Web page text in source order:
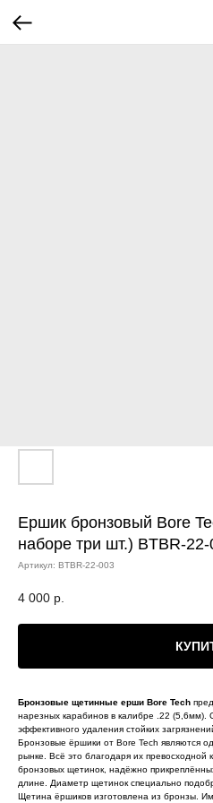
Ершик бронзовый Bore
наборе три шт.) BTBR-
Артикул: BTBR-22-003
4 000 р.
Бронзовые щетинные ерши Bore Tech
нарезных карабинов в калибре .22 (5,6мм).
эффективного удаления стойких
Бронзовые ёршики от Bore Tech являются
рынке. Всё это благодаря их превосходной
бронзовых щетинок, надёжно
длине. Диаметр щетинок специально
Щетина ёршиков изготовлена из бронзы.